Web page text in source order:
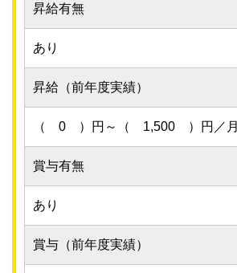
昇給有無
あり
昇給（前年度実績）
（ 0 ）円～（ 1,500 ）円／月
賞与有無
あり
賞与（前年度実績）